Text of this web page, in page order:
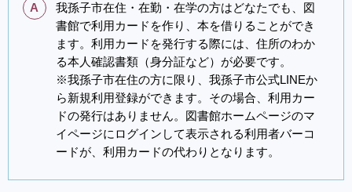
A
我孫子市在住・在勤・在学の方はどなたでも、図
書館で利用カードを作り、本を借りることができ
ます。利用カードを発行する際には、住所のわか
る本人確認書類（身分証など）が必要です。
※我孫子市在住の方に限り、我孫子市公式LINEか
ら新規利用登録ができます。その場合、利用カー
ドの発行はありません。図書館ホームページのマ
イページにログインして表示される利用者バーコ
ードが、利用カードの代わりとなります。